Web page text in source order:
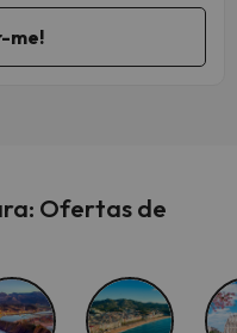
Ofertas de